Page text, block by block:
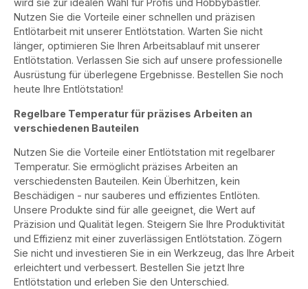
wird sie zur idealen Wahl für Profis und Hobbybastler.
Nutzen Sie die Vorteile einer schnellen und präzisen
Entlötarbeit mit unserer Entlötstation. Warten Sie nicht
länger, optimieren Sie Ihren Arbeitsablauf mit unserer
Entlötstation. Verlassen Sie sich auf unsere professionelle
Ausrüstung für überlegene Ergebnisse. Bestellen Sie noch
heute Ihre Entlötstation!
Regelbare Temperatur für präzises Arbeiten an
verschiedenen Bauteilen
Nutzen Sie die Vorteile einer Entlötstation mit regelbarer
Temperatur. Sie ermöglicht präzises Arbeiten an
verschiedensten Bauteilen. Kein Überhitzen, kein
Beschädigen - nur sauberes und effizientes Entlöten.
Unsere Produkte sind für alle geeignet, die Wert auf
Präzision und Qualität legen. Steigern Sie Ihre Produktivität
und Effizienz mit einer zuverlässigen Entlötstation. Zögern
Sie nicht und investieren Sie in ein Werkzeug, das Ihre Arbeit
erleichtert und verbessert. Bestellen Sie jetzt Ihre
Entlötstation und erleben Sie den Unterschied.